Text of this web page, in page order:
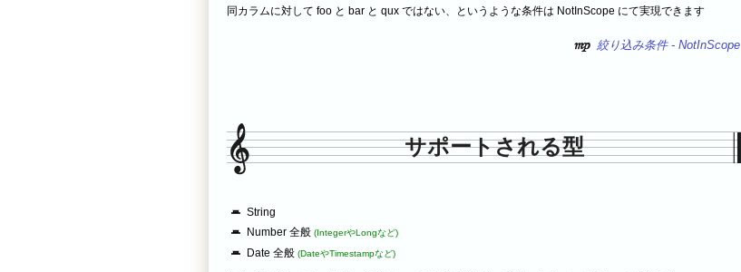
同カラムに対して foo と bar と qux ではない、というような条件は NotInScope にて実現できます
絞り込み条件 - NotInScope
サポートされる型
String
Number 全般 (IntegerやLongなど)
Date 全般 (DateやTimestampなど)